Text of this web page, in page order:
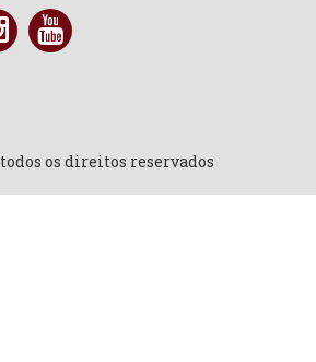
os direitos reservados